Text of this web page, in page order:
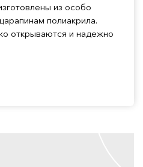
из особо
полиакрила.
открываются и надежно